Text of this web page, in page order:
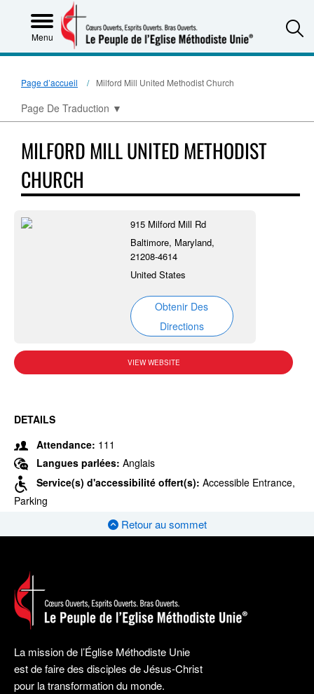
Menu
Page d’accueil Milford Mill United Methodist Church
Page De Traduction ▼
MILFORD MILL UNITED METHODIST
CHURCH
915 Milford Mill Rd
Baltimore, Maryland,
21208-4614
United States
Obtenir Des
Directions
VIEW WEBSITE
DETAILS
Attendance: 111
Langues parlées: Anglais
Service(s) d'accessibilité offert(s): Accessible Entrance,
Parking
Retour au sommet
La mission de l’Église Méthodiste Unie
est de faire des disciples de Jésus-Christ
pour la transformation du monde.